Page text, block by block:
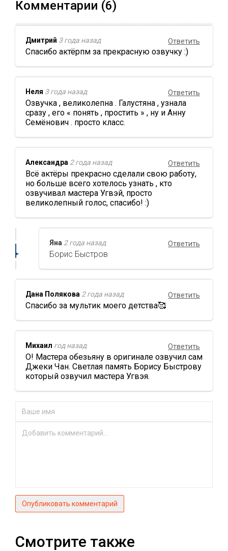
Комментарии (6)
Ответить
Дмитрий 3 года назад
Спасибо актёрпм за прекрасную озвучку :)
Ответить
Неля 3 года назад
Озвучка , великолепна . Галустяна , узнала
сразу , его « понять , простить » , ну и Анну
Семёнович . просто класс.
Ответить
Александра 2 года назад
Всё актёры прекрасно сделали свою работу,
но больше всего хотелось узнать , кто
озвучивал мастера Угвэй, просто
великолепный голос, спасибо! :)
Ответить
Яна 2 года назад
Борис Быстров
Ответить
Дана Полякова 2 года назад
Спасибо за мультик моего детства🥰
Ответить
Михаил год назад
О! Мастера обезьяну в оригинале озвучил сам
Джеки Чан. Светлая память Борису Быстрову
который озвучил мастера Угвэя.
Опубликовать комментарий
Смотрите также